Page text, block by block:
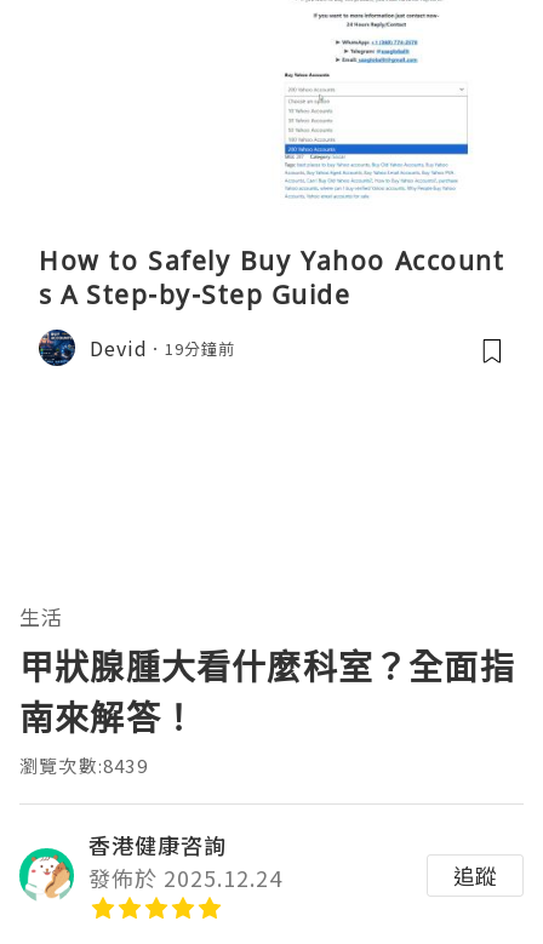
How to Safely Buy Yahoo Account
s A Step-by-Step Guide
Devid 19分鐘前
生活
甲狀腺腫大看什麼科室？全面指
南來解答！
瀏覽次數:8439
香港健康咨詢
發佈於 2025.12.24
追蹤